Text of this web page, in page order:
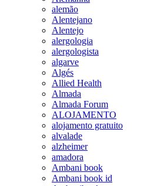
alemão
Alentejano
Alentejo
alergologia
alergologista
algarve
Algés
Allied Health
Almada
Almada Forum
ALOJAMENTO
alojamento gratuito
alvalade
alzheimer
amadora
Ambani book
Ambani book id